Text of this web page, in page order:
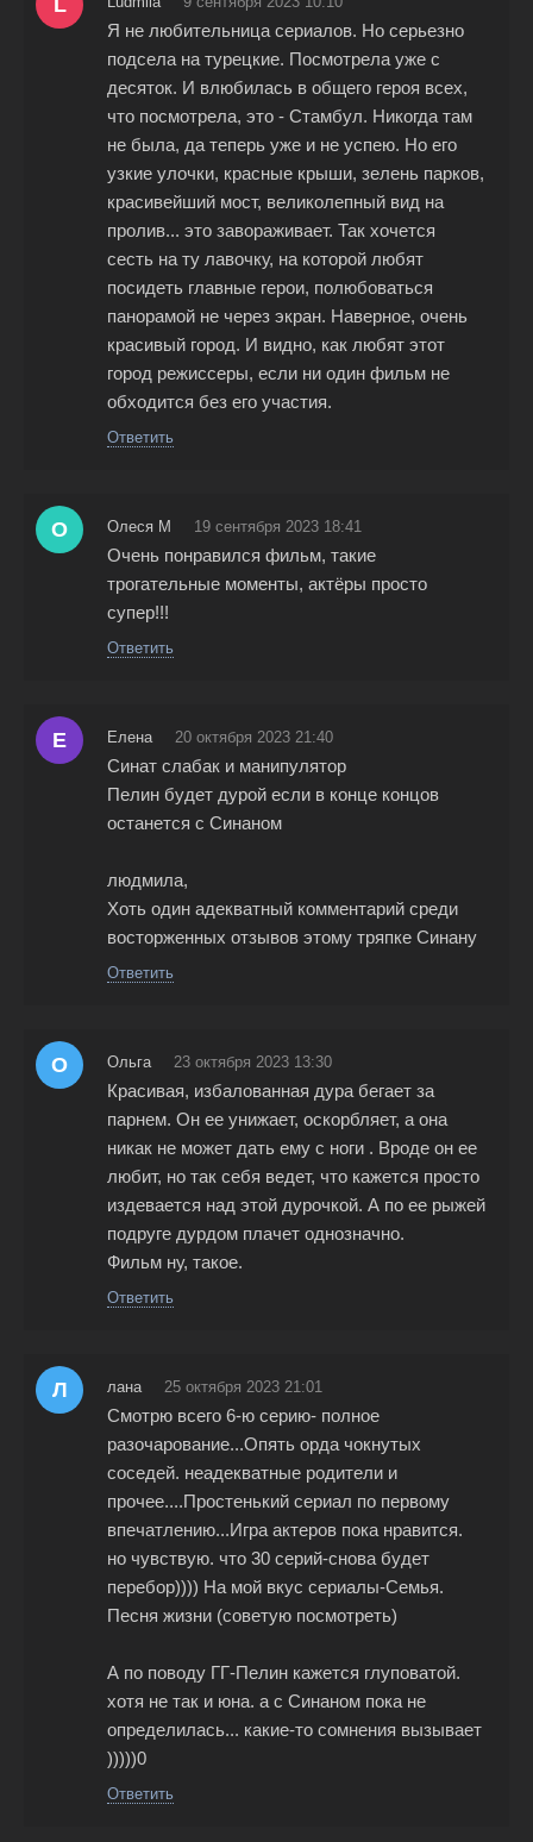
L
Я не любительница сериалов. Но серьезно
подсела на турецкие. Посмотрела уже с
десяток. И влюбилась в общего героя всех,
что посмотрела, это - Стамбул. Никогда там
не была, да теперь уже и не успею. Но его
узкие улочки, красные крыши, зелень парков,
красивейший мост, великолепный вид на
пролив... это завораживает. Так хочется
сесть на ту лавочку, на которой любят
посидеть главные герои, полюбоваться
панорамой не через экран. Наверное, очень
красивый город. И видно, как любят этот
город режиссеры, если ни один фильм не
обходится без его участия.
Ответить
О Олеся М 19 сентября 2023 18:41
Очень понравился фильм, такие
трогательные моменты, актёры просто
супер!!!
Ответить
Е Елена 20 октября 2023 21:40
Синат слабак и манипулятор
Пелин будет дурой если в конце концов
останется с Синаном
людмила,
Хоть один адекватный комментарий среди
восторженных отзывов этому тряпке Синану
Ответить
О Ольга 23 октября 2023 13:30
Красивая, избалованная дура бегает за
парнем. Он ее унижает, оскорбляет, а она
никак не может дать ему с ноги . Вроде он ее
любит, но так себя ведет, что кажется просто
издевается над этой дурочкой. А по ее рыжей
подруге дурдом плачет однозначно.
Фильм ну, такое.
Ответить
Л лана 25 октября 2023 21:01
Смотрю всего 6-ю серию- полное
разочарование...Опять орда чокнутых
соседей. неадекватные родители и
прочее....Простенький сериал по первому
впечатлению...Игра актеров пока нравится.
но чувствую. что 30 серий-снова будет
перебор)))) На мой вкус сериалы-Семья.
Песня жизни (советую посмотреть)
А по поводу ГГ-Пелин кажется глуповатой.
хотя не так и юна. а с Синаном пока не
определилась... какие-то сомнения вызывает
)))))0
Ответить